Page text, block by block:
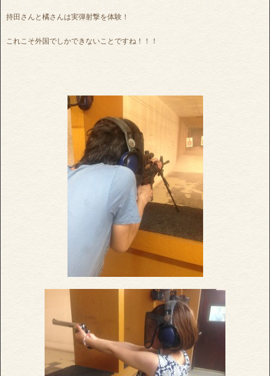
持田さんと橘さんは実弾射撃を体験！
これこそ外国でしかできないことですね！！！